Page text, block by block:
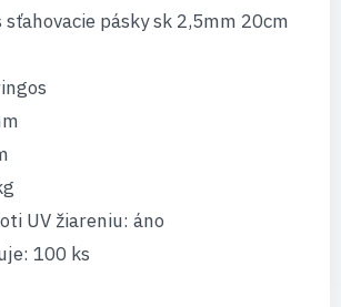
pásky sk 2,5mm 20cm
UV žiareniu: áno
100 ks